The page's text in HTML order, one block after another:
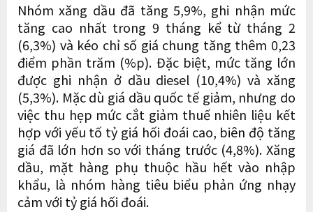
Nhóm xăng dầu đã tăng 5,9%, ghi nhận mức
tăng cao nhất trong 9 tháng kể từ tháng 2
(6,3%) và kéo chỉ số giá chung tăng thêm 0,23
điểm phần trăm (%p). Đặc biệt, mức tăng lớn
được ghi nhận ở dầu diesel (10,4%) và xăng
(5,3%). Mặc dù giá dầu quốc tế giảm, nhưng do
việc thu hẹp mức cắt giảm thuế nhiên liệu kết
hợp với yếu tố tỷ giá hối đoái cao, biên độ tăng
giá đã lớn hơn so với tháng trước (4,8%). Xăng
dầu, mặt hàng phụ thuộc hầu hết vào nhập
khẩu, là nhóm hàng tiêu biểu phản ứng nhạy
cảm với tỷ giá hối đoái.